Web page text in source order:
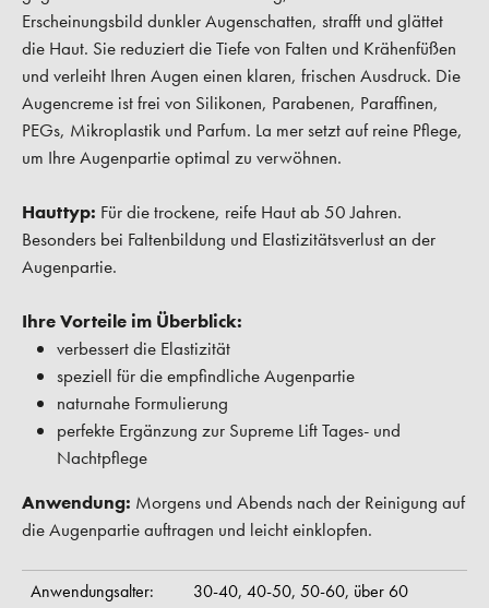
Erscheinungsbild dunkler Augenschatten, strafft und glättet
die Haut. Sie reduziert die Tiefe von Falten und Krähenfüßen
und verleiht Ihren Augen einen klaren, frischen Ausdruck. Die
Augencreme ist frei von Silikonen, Parabenen, Paraffinen,
PEGs, Mikroplastik und Parfum. La mer setzt auf reine Pflege,
um Ihre Augenpartie optimal zu verwöhnen.
Hauttyp: Für die trockene, reife Haut ab 50 Jahren.
Besonders bei Faltenbildung und Elastizitätsverlust an der
Augenpartie.
Ihre Vorteile im Überblick:
verbessert die Elastizität
speziell für die empfindliche Augenpartie
naturnahe Formulierung
perfekte Ergänzung zur Supreme Lift Tages- und
Nachtpflege
Anwendung: Morgens und Abends nach der Reinigung auf
die Augenpartie auftragen und leicht einklopfen.
Anwendungsalter: 30-40, 40-50, 50-60, über 60